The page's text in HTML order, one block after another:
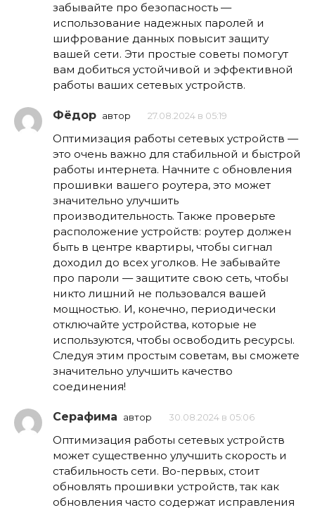
забывайте про безопасность —
использование надежных паролей и
шифрование данных повысит защиту
вашей сети. Эти простые советы помогут
вам добиться устойчивой и эффективной
работы ваших сетевых устройств.
Фёдор автор 27.08.2024 в 05:19
Оптимизация работы сетевых устройств —
это очень важно для стабильной и быстрой
работы интернета. Начните с обновления
прошивки вашего роутера, это может
значительно улучшить
производительность. Также проверьте
расположение устройств: роутер должен
быть в центре квартиры, чтобы сигнал
доходил до всех уголков. Не забывайте
про пароли — защитите свою сеть, чтобы
никто лишний не пользовался вашей
мощностью. И, конечно, периодически
отключайте устройства, которые не
используются, чтобы освободить ресурсы.
Следуя этим простым советам, вы сможете
значительно улучшить качество
соединения!
Серафима автор 30.08.2024 в 05:06
Оптимизация работы сетевых устройств
может существенно улучшить скорость и
стабильность сети. Во-первых, стоит
обновлять прошивки устройств, так как
обновления часто содержат исправления